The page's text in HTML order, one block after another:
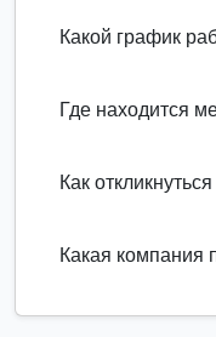
Какой график
Где находится
Как
Какая компания